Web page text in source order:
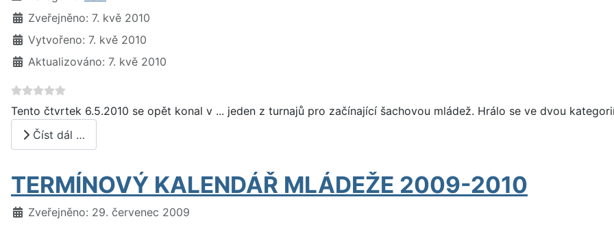
Zveřejněno: 7. kvě 2010
Vytvořeno: 7. kvě 2010
Aktualizováno: 7. kvě 2010
Tento čtvrtek 6.5.2010 se opět konal v ... jeden z turnajů pro začínající šachovou mládež. Hrálo se ve dvou
Číst dál …
TERMÍNOVÝ KALENDÁŘ MLÁDEŽE 2009-2010
Základní údaje
Zveřejněno: 29. červenec 2009